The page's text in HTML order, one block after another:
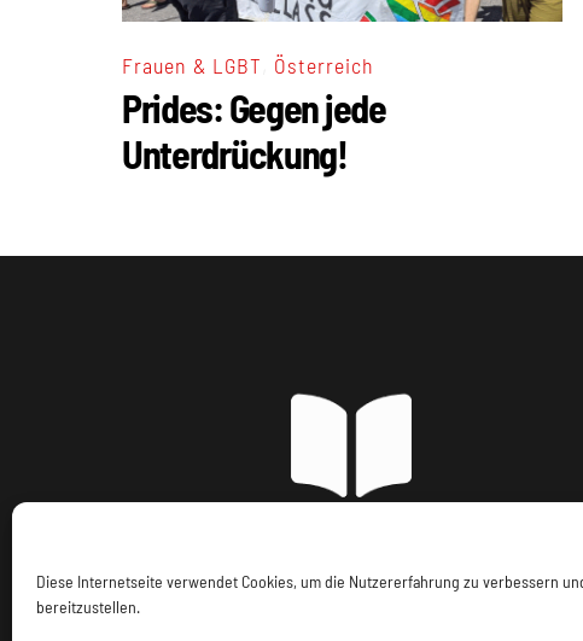
Diese Internetseite verwendet Cookies, um die Nutzererfahrung zu verbessern
bereitzustellen.
Frauen & LGBT Österreich
Prides: Gegen jede
Unterdrückung!